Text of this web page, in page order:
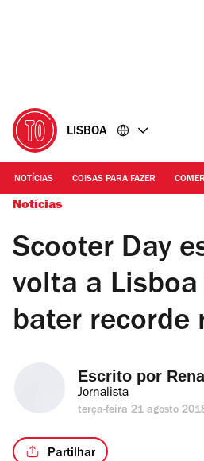
LISBOA
NOTÍCIAS COISAS PARA FAZER
Notícias
Scooter Day
volta a Lisboa
bater recorde
Escrito por
Jornalista
terça-feira 21 agosto
Partilhar